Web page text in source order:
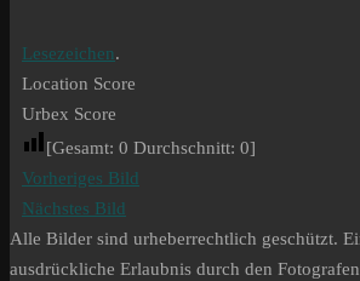
Lesezeichen.
Location Score
Urbex Score
[Gesamt: 0 Durchschnitt: 0]
Vorheriges Bild
Nächstes Bild
Alle Bilder sind urheberrechtlich geschützt.
ausdrückliche Erlaubnis durch den